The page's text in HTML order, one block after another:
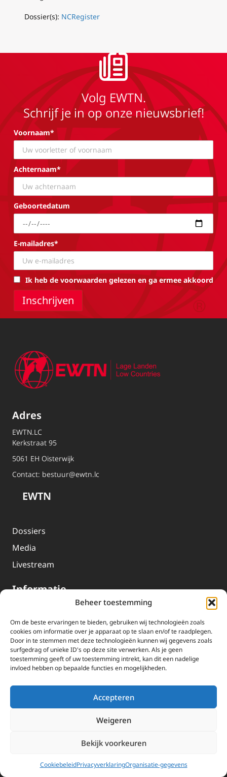
Beheer toestemming
Om de beste ervaringen te bieden, gebruiken wij technologieën zoals
cookies om informatie over je apparaat op te slaan en/of te raadplegen.
Door in te stemmen met deze technologieën kunnen wij gegevens zoals
surfgedrag of unieke ID's op deze site verwerken. Als je geen
toestemming geeft of uw toestemming intrekt, kan dit een nadelige
invloed hebben op bepaalde functies en mogelijkheden.
Accepteren
Weigeren
Bekijk voorkeuren
CookiebeleidPrivacyverklaringOrganisatie-gegevens
Dossier(s): NCRegister
Volg EWTN.
Schrijf je in op onze nieuwsbrief!
Voornaam*
Achternaam*
Geboortedatum
E-mailadres*
Ik heb de voorwaarden gelezen en ga ermee akkoord
Adres
EWTN.LC
Kerkstraat 95
5061 EH Oisterwijk
Contact: bestuur@ewtn.lc
EWTN
Dossiers
Media
Livestream
Informatie
Missie
Over EWTN
Geschiedenis
EWTN-Team
Organisatiegegevens
Doneren
Wij ontvangen bewust geen advertentie-inkomsten of
kerkelijke financiele ondersteuning.
Doneren